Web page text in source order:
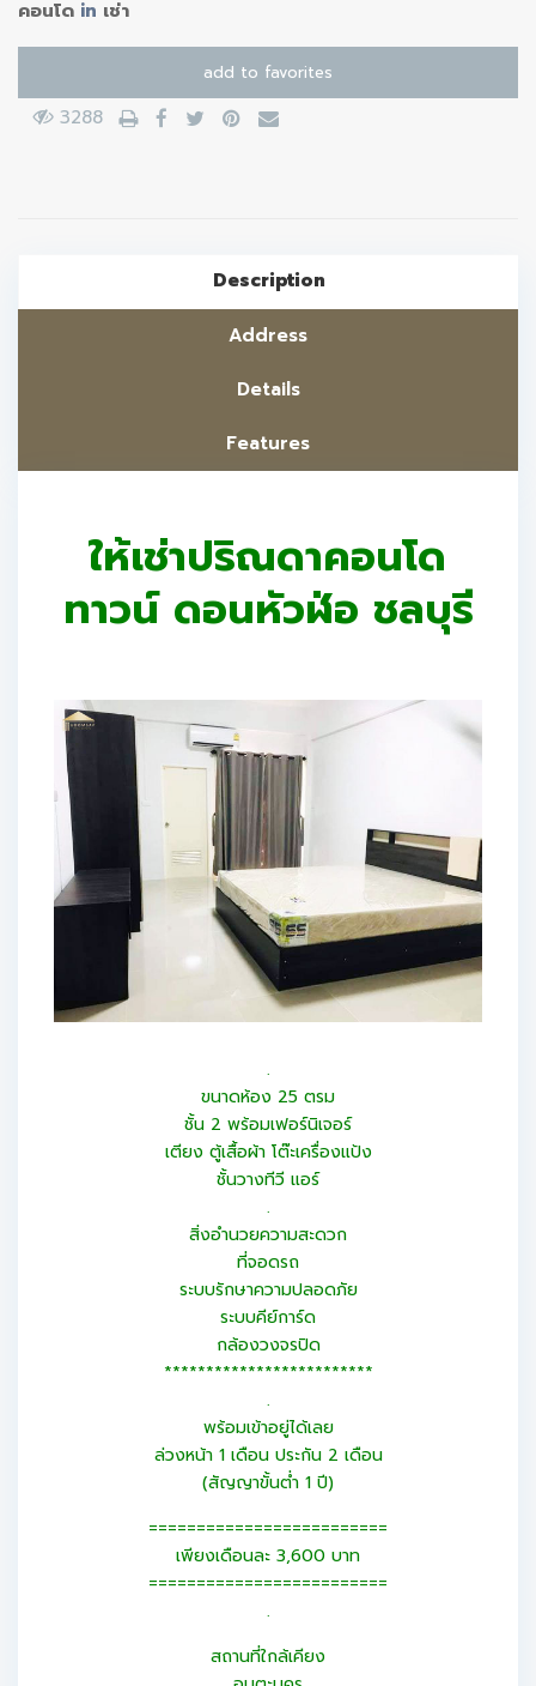
คอนโด in เช่า
add to favorites
3288
Description
Address
Details
Features
ให้เช่าปริณดาคอนโด
ทาวน์ ดอนหัวฬ่อ ชลบุรี
.
ขนาดห้อง 25 ตรม
ชั้น 2 พร้อมเฟอร์นิเจอร์
เตียง ตู้เสื้อผ้า โต๊ะเครื่องแป้ง
ชั้นวางทีวี แอร์
.
สิ่งอำนวยความสะดวก
ที่จอดรถ
ระบบรักษาความปลอดภัย
ระบบคีย์การ์ด
กล้องวงจรปิด
*************************
.
พร้อมเข้าอยู่ได้เลย
ล่วงหน้า 1 เดือน ประกัน 2 เดือน
(สัญญาขั้นต่ำ 1 ปี)
=========================
เพียงเดือนละ 3,600 บาท
=========================
.
สถานที่ใกล้เคียง